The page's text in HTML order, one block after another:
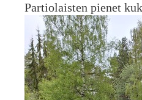
Partiolaisten pienet